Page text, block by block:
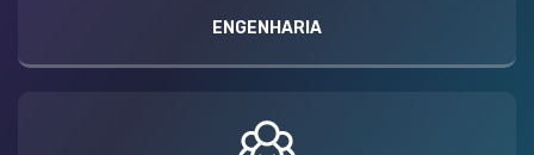
ENGENHARIA